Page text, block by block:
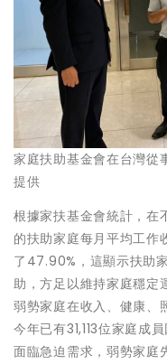
家庭扶助基金會在台灣從
提供
根據家扶基金會統計，在
的扶助家庭每月平均工作
了47.90%，這顯示扶助
助，方足以維持家庭穩
弱勢家庭在收入、健康、
今年已有31,113位家庭成
面臨急迫需求，弱勢家庭